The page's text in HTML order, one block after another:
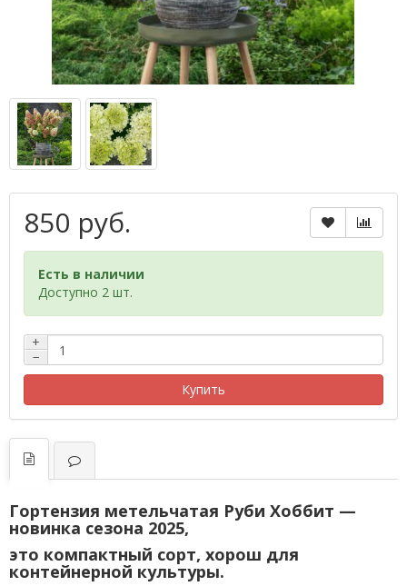
850 руб.
Есть в наличии
Доступно 2 шт.
+
−
Купить
Гортензия метельчатая Руби Хоббит —
новинка сезона 2025,
это компактный сорт, хорош для
контейнерной культуры.